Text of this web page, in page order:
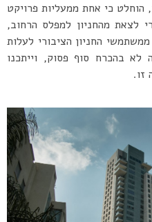
כמו כן, הוחלט כי אחת ממעליות פרויקט
לצאת מהחניון למפלס הרחוב,
ממשתמשי החניון הציבורי לעלות
לא בהכרח סוף פסוק, וייתכנו
זו.